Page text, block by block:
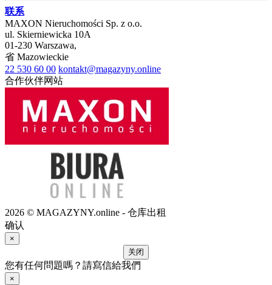
联系
MAXON Nieruchomości Sp. z o.o.
ul. Skierniewicka 10A
01-230 Warszawa,
省 Mazowieckie
22 530 60 00 kontakt@magazyny.online
合作伙伴网站
2026 © MAGAZYNY.online - 仓库出租
确认
×
关闭
您有任何問題嗎？請寫信給我們
×